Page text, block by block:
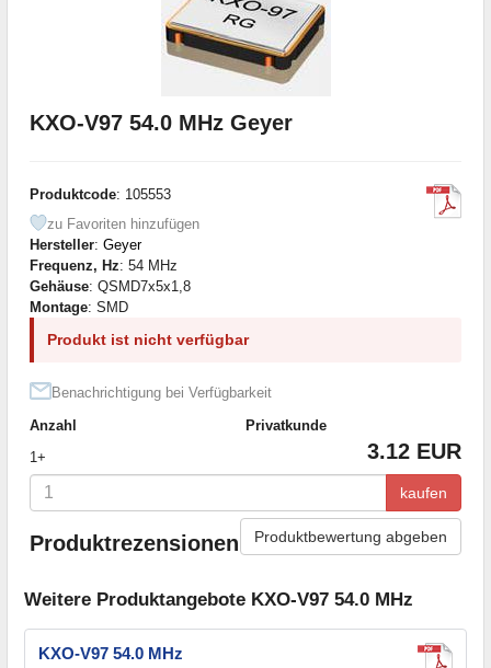
KXO-V97 54.0 MHz Geyer
Produktcode: 105553
zu Favoriten hinzufügen
Hersteller: Geyer
Frequenz, Hz: 54 MHz
Gehäuse: QSMD7x5x1,8
Montage: SMD
Produkt ist nicht verfügbar
Benachrichtigung bei Verfügbarkeit
Anzahl
Privatkunde
1+
3.12 EUR
kaufen
Produktrezensionen Produktbewertung abgeben
Weitere Produktangebote KXO-V97 54.0 MHz
KXO-V97 54.0 MHz